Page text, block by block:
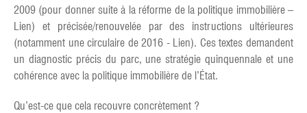
2009 (pour donner suite à la réforme de la politique immobilière –
Lien) et précisée/renouvelée par des instructions ultérieures
(notamment une circulaire de 2016 - Lien). Ces textes demandent
un diagnostic précis du parc, une stratégie quinquennale et une
cohérence avec la politique immobilière de l’État.
Qu’est-ce que cela recouvre concrètement ?